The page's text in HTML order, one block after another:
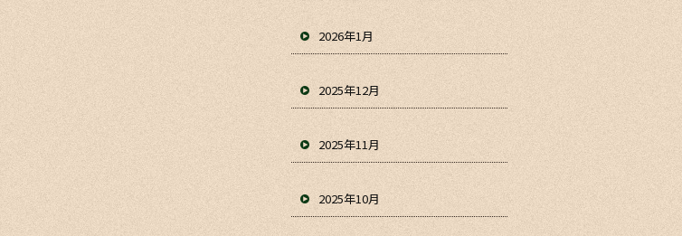
2026年1月
2025年12月
2025年11月
2025年10月